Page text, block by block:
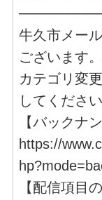
牛久市メー
ございます
カテゴリ変
してください
【バックナ
https://
【配信項目